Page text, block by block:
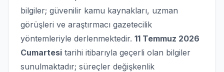
bilgiler; güvenilir kamu kaynakları, uzman
görüşleri ve araştırmacı gazetecilik
yöntemleriyle derlenmektedir. 11 Temmuz 2026
Cumartesi tarihi itibarıyla geçerli olan bilgiler
sunulmaktadır; süreçler değişkenlik